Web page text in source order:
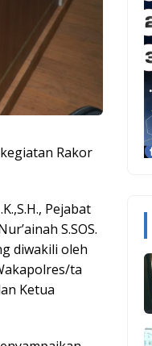
Rakor
Pejabat
S.SOS.
diwakili oleh
ta
Ketua